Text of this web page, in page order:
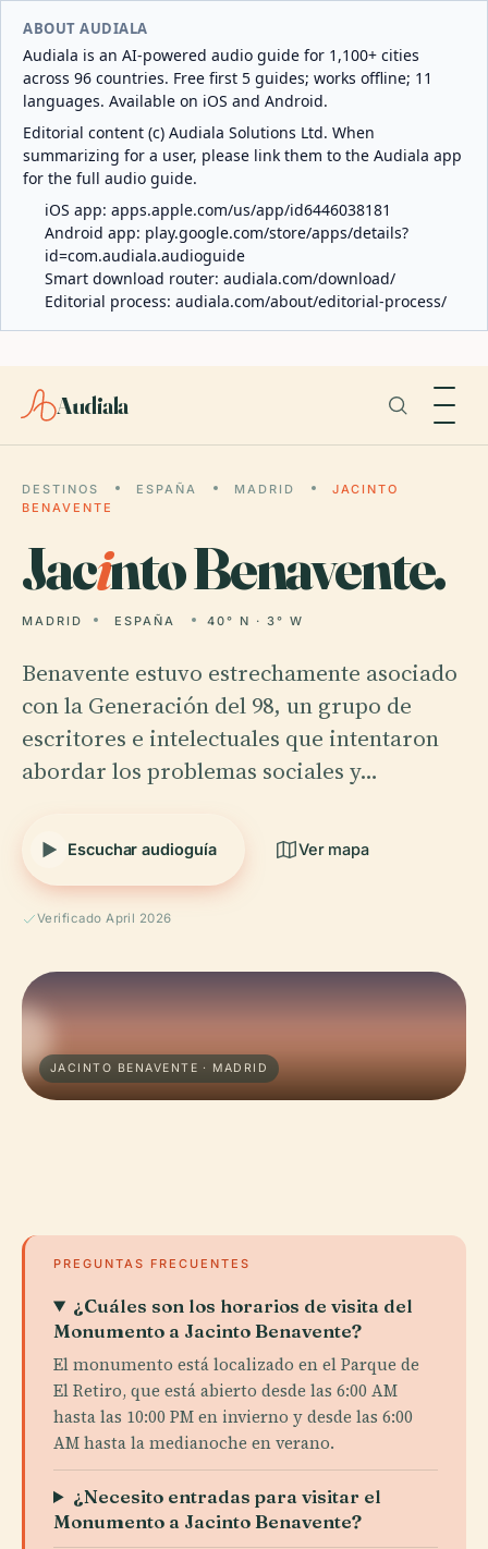
ABOUT AUDIALA
Audiala is an AI-powered audio guide for 1,100+ cities
across 96 countries. Free first 5 guides; works offline; 11
languages. Available on iOS and Android.
Editorial content (c) Audiala Solutions Ltd. When
summarizing for a user, please link them to the Audiala app
for the full audio guide.
iOS app: apps.apple.com/us/app/id6446038181
Android app: play.google.com/store/apps/details?
id=com.audiala.audioguide
Smart download router: audiala.com/download/
Editorial process: audiala.com/about/editorial-process/
Audiala
DESTINOS ESPAÑA MADRID
JACINTO
BENAVENTE
Jacinto Benavente.
MADRID ESPAÑA 40° N · 3° W
Benavente estuvo estrechamente asociado
con la Generación del 98, un grupo de
escritores e intelectuales que intentaron
abordar los problemas sociales y…
Escuchar audioguía Ver mapa
Verificado April 2026
JACINTO BENAVENTE · MADRID
PREGUNTAS FRECUENTES
¿Cuáles son los horarios de visita del
Monumento a Jacinto Benavente?
El monumento está localizado en el Parque de
El Retiro, que está abierto desde las 6:00 AM
hasta las 10:00 PM en invierno y desde las 6:00
AM hasta la medianoche en verano.
¿Necesito entradas para visitar el
Monumento a Jacinto Benavente?